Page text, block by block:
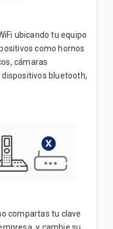
ubicando tu equipo
como hornos
cámaras
bluetooth,
compartas tu clave
y cambie su